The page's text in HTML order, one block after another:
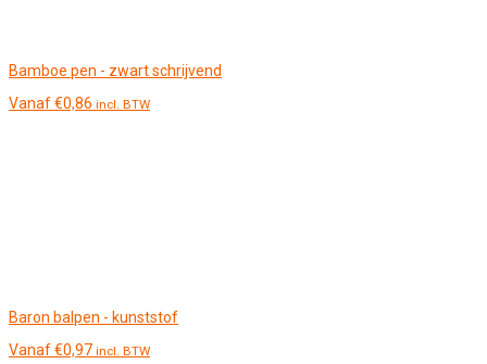
Bamboe pen - zwart schrijvend
Vanaf€0,86 incl. BTW
Baron balpen - kunststof
Vanaf€0,97 incl. BTW